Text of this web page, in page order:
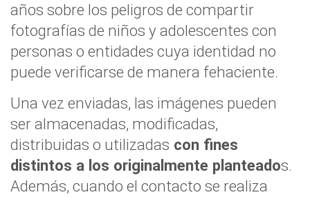
años sobre los peligros de compartir
fotografías de niños y adolescentes con
personas o entidades cuya identidad no
puede verificarse de manera fehaciente.
Una vez enviadas, las imágenes pueden
ser almacenadas, modificadas,
distribuidas o utilizadas con fines
distintos a los originalmente planteados.
Además, cuando el contacto se realiza